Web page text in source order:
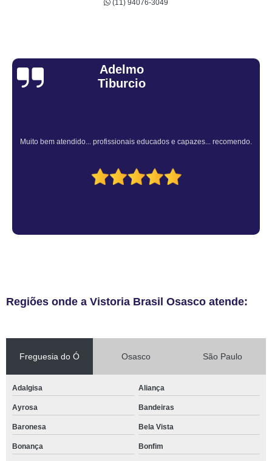
(11) 94076-3049
Sandra Fiuza
Atendimento Rápido e Eficiente pelo consultor.
Regiões onde a Vistoria Brasil Osasco atende:
Freguesia do Ó Osasco São Paulo
Adalgisa Aliança
Ayrosa Bandeiras
Baronesa Bela Vista
Bonança Bonfim